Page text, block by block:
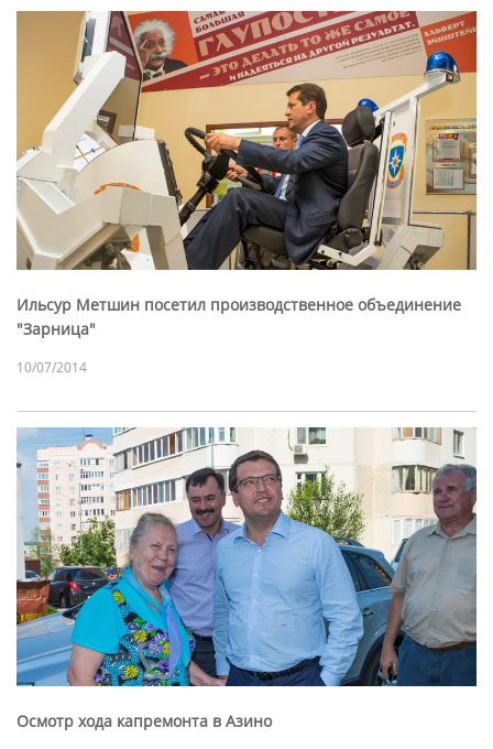
Ильсур Метшин посетил производственное объединение
"Зарница"
10/07/2014
Осмотр хода капремонта в Азино